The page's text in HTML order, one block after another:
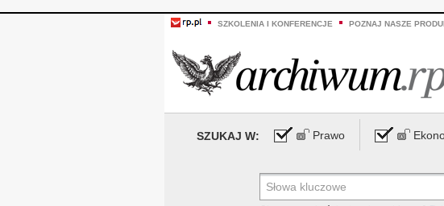
SZKOLENIA I KONFERENCJE POZNAJ NASZE
SZUKAJ W: Prawo